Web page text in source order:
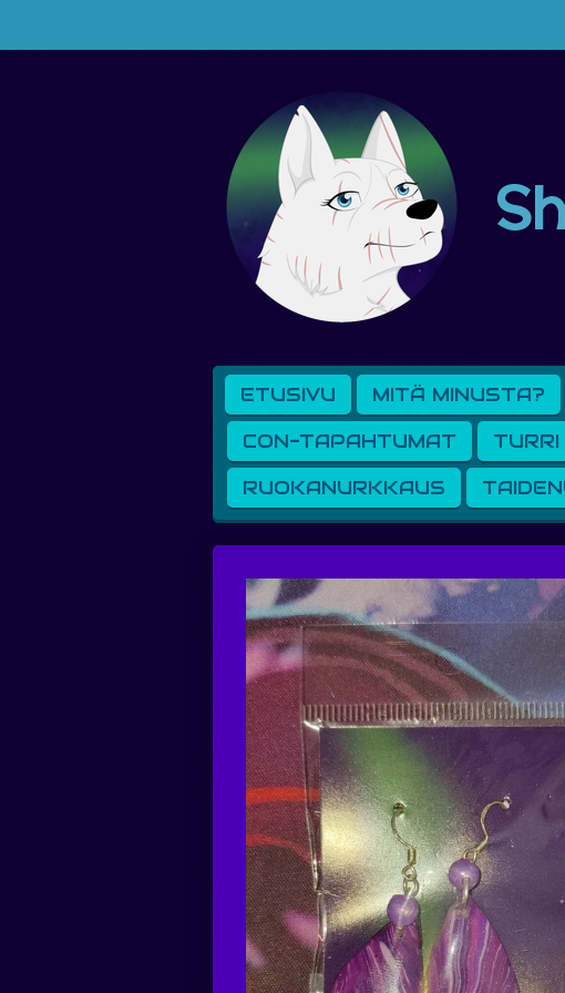
pääsisältöön
ETUSIVU MITÄ MINUSTA?
CON-TAPAHTUMAT
RUOKANURKKAUS